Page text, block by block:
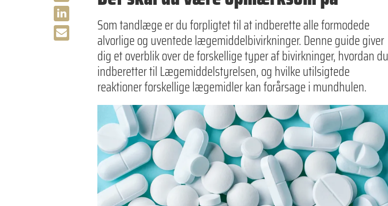
Som tandlæge er du forpligtet til at indberette alle formodede
alvorlige og uventede lægemiddelbivirkninger. Denne guide giver
dig et overblik over de forskellige typer af bivirkninger, hvordan du
indberetter til Lægemiddelstyrelsen, og hvilke utilsigtede
reaktioner forskellige lægemidler kan forårsage i mundhulen.